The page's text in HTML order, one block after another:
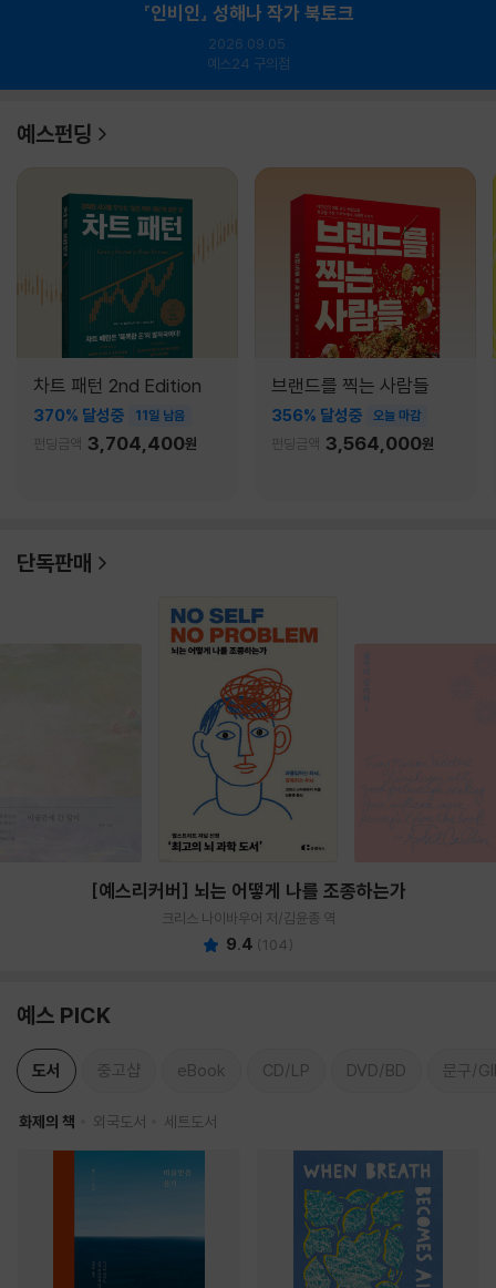
『인비인』 성해나 작가 북토크
2026.09.05.
예스24 구의점
예스펀딩
차트 패턴 2nd Edition
370% 달성중 11일 남음
펀딩금액 3,704,400원
브랜드를 찍는 사람들
356% 달성중 오늘 마감
펀딩금액 3,564,000원
단독판매
[예스리커버] 뇌는 어떻게 나를 조종하는가
크리스 나이바우어 저/김윤종 역
9.4 (104)
예스 PICK
도서 중고샵 eBook CD/LP DVD/BD 문구/
화제의 책 외국도서 세트도서